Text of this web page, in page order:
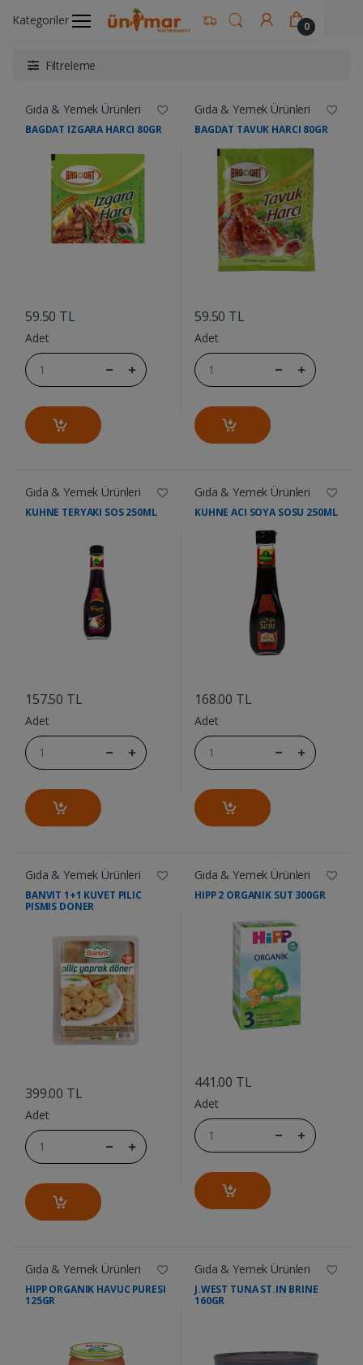
Kategoriler 0
Ünimar Anasayfa Gıda & Yemek Ürünleri
Filtreleme
Gıda & Yemek Ürünleri
BAGDAT IZGARA HARCI 80GR
59.50 TL
Adet
Gıda & Yemek Ürünleri
BAGDAT TAVUK HARCI 80GR
59.50 TL
Adet
Gıda & Yemek Ürünleri
KUHNE TERYAKI SOS 250ML
157.50 TL
Adet
Gıda & Yemek Ürünleri
KUHNE ACI SOYA SOSU 250ML
168.00 TL
Adet
Gıda & Yemek Ürünleri
BANVIT 1+1 KUVET PILIC
PISMIS DONER
399.00 TL
Adet
Gıda & Yemek Ürünleri
HIPP 2 ORGANIK SUT 300GR
441.00 TL
Adet
Gıda & Yemek Ürünleri
HIPP ORGANIK HAVUC PURESI
125GR
Gıda & Yemek Ürünleri
J.WEST TUNA ST.IN BRINE
160GR